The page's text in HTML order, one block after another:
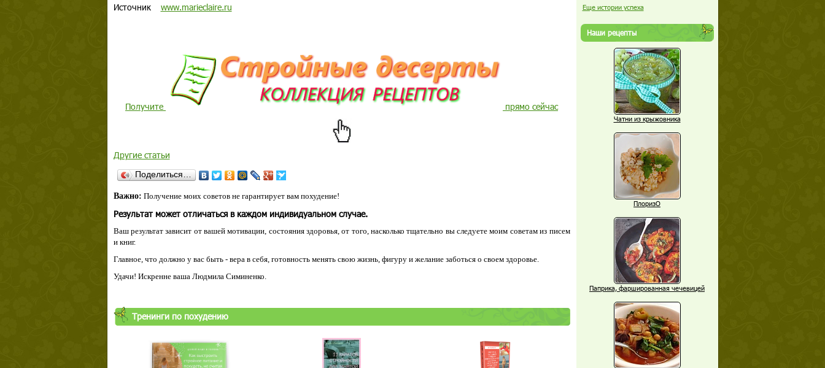
Источник www.marieclaire.ru
Получите прямо сейчас
Другие статьи
Поделиться…
Важно: Получение моих советов не гарантирует вам похудение!
Результат может отличаться в каждом индивидуальном случае.
Ваш результат зависит от вашей мотивации, состояния здоровья, от того, насколько тщательно вы следуете моим советам из писем
и книг.
Главное, что должно у вас быть - вера в себя, готовность менять свою жизнь, фигуру и желание заботься о своем здоровье.
Удачи! Искренне ваша Людмила Симиненко.
Тренинги по похудению
Еще истории успеха
Наши рецепты
Чатни из крыжовника
ПлоризО
Паприка, фаршированная чечевицей